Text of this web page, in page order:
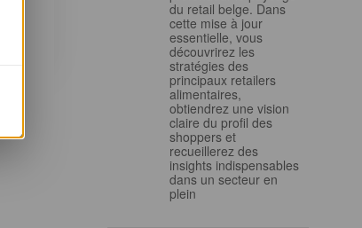
du retail belge. Dans
cette mise à jour
essentielle, vous
découvrirez les
stratégies des
principaux retailers
alimentaires,
obtiendrez une vision
claire du profil des
shoppers et
recueillerez des
insights indispensables
dans un secteur en
plein